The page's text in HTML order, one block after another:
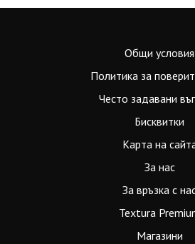
Общи условия
Политика за
Често задавани
Бисквитки
Карта на
За нас
За връзка с
Textura
Магазини